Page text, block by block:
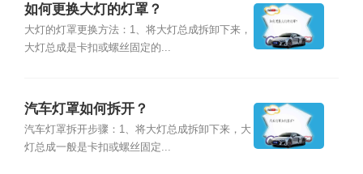
如何更换大灯的灯罩？
大灯的灯罩更换方法：1、将大灯总成拆卸下来，
大灯总成是卡扣或螺丝固定的...
汽车灯罩如何拆开？
汽车灯罩拆开步骤：1、将大灯总成拆卸下来，大
灯总成一般是卡扣或螺丝固定...